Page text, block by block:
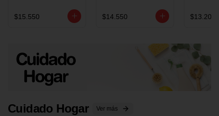
MERMELADA
$15.550
X 20 GRS
$14.550
X 15
$13.200
Cuidado Hogar Ver más